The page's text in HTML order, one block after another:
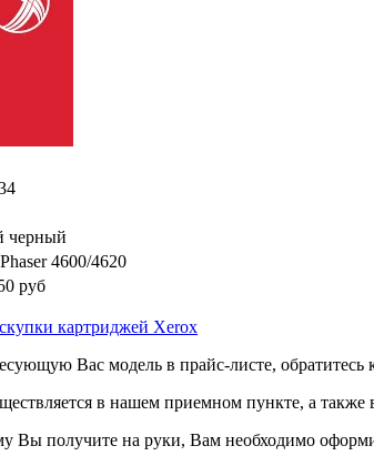
черный
4600/4620
руб
скупки картриджей Xerox
Вас модель в прайс-листе,
в нашем приемном пункте, а
Вы получите на руки, Вам необходимо